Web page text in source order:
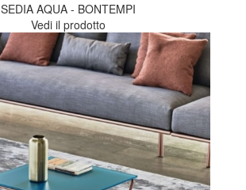
SEDIA AQUA - BONTEMPI
Vedi il prodotto